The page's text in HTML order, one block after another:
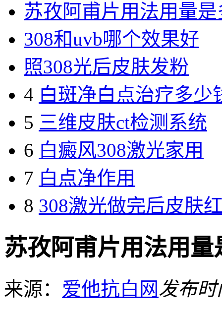
苏孜阿甫片用法用量是
308和uvb哪个效果好
照308光后皮肤发粉
4 白斑净白点治疗多少
5 三维皮肤ct检测系统
6 白癜风308激光家用
7 白点净作用
8 308激光做完后皮肤
苏孜阿甫片用法用量
来源： 爱他抗白网发布时